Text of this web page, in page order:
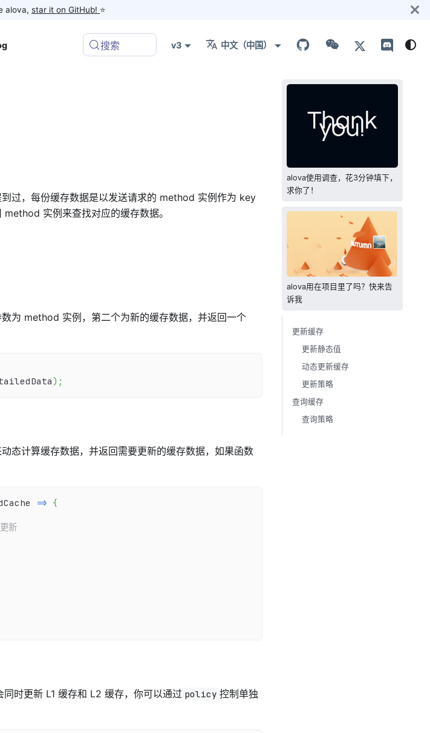
alova, star it on GitHub! ⭐️
搜索 v3 中文（中国）
到过，每份缓存数据是以发送请求的 method 实例作为 key
实例来查找对应的缓存数据。
为 method 实例，第二个为新的缓存数据，并返回一个
) ;
态计算缓存数据，并返回需要更新的缓存数据，如果函数
=> {
新
时更新 L1 缓存和 L2 缓存，你可以通过 policy 控制单独
alova使用调查，花3分钟填下，
求你了！
alova用在项目里了吗？快来告
诉我
更新缓存
更新静态值
动态更新缓存
更新策略
查询缓存
查询策略